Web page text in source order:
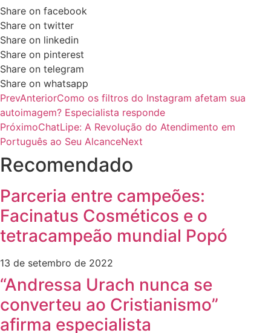
Share on facebook
Share on twitter
Share on linkedin
Share on pinterest
Share on telegram
Share on whatsapp
PrevAnteriorComo os filtros do Instagram afetam sua
autoimagem? Especialista responde
PróximoChatLipe: A Revolução do Atendimento em
Português ao Seu AlcanceNext
Recomendado
Parceria entre campeões:
Facinatus Cosméticos e o
tetracampeão mundial Popó
13 de setembro de 2022
“Andressa Urach nunca se
converteu ao Cristianismo”
afirma especialista